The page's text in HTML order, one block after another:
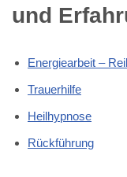
und
Energiearbeit –
Trauerhilfe
Heilhypnose
Rückführung